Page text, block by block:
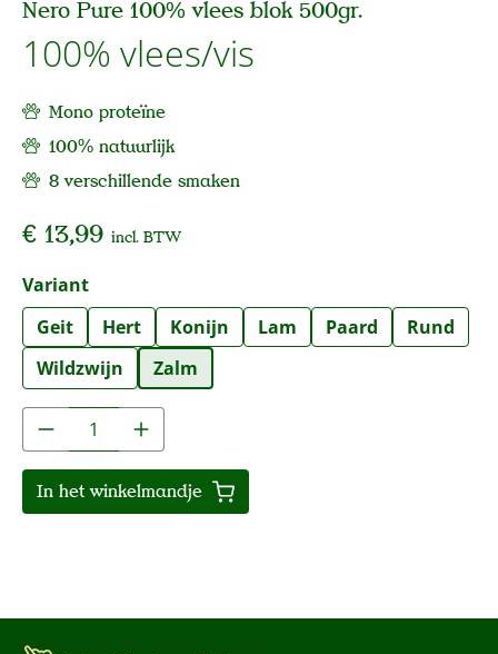
Nero Pure 100% vlees blok 500gr.
100% vlees/vis
Mono proteïne
100% natuurlijk
8 verschillende smaken
€ 13,99 incl. BTW
Selecteer
Variant
Geit
Hert Konijn Lam Paard
Rund
Wildzwijn
Zalm
Producthoeveelheid: Voer de gewenste
In het winkelmandje